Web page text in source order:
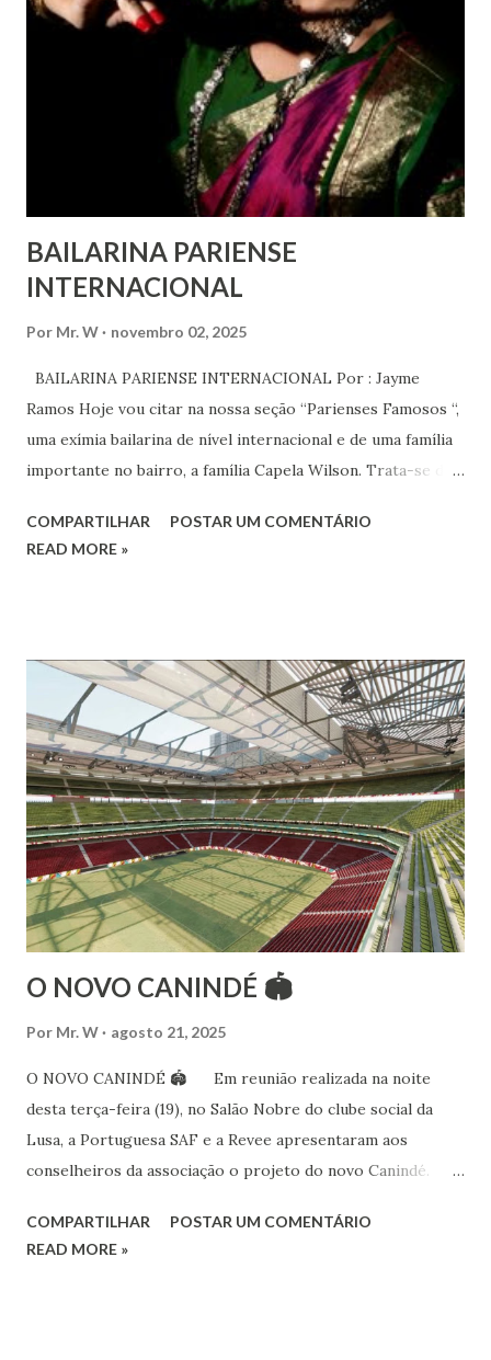
participar no governo (artigos 19, 20 e 21 da Declaração
Universal dos Direitos Humanos ) – têm estado no centro
das mudanças históricas no mundo árabe nos últimos dois
anos, em que milhões foram às ruas para exigir mudanças.
Em outras partes do mundo, os “99%” fizeram suas vozes
serem ouvidas através ...
BAILARINA PARIENSE
INTERNACIONAL
Por Mr. W novembro 02, 2025
BAILARINA PARIENSE INTERNACIONAL Por : Jayme
Ramos Hoje vou citar na nossa seção “Parienses Famosos “,
uma exímia bailarina de nível internacional e de uma família
importante no bairro, a família Capela Wilson. Trata-se da
Vamos às informações de seu site : Bailarina e professora
Esteve na Índia aprofundando seus estudos neste estilo
além de partir para pesquisa e vivência das danças
folclóricas do Rajastão (Kalbelia, Banjara, Ghoomar, Chair).
Bailarina profissional e professora de dança. Dedica-se há
15 anos ao estudo e pesquisa de danças étnicas, em especial
às danças ciganas, árabes e indianas. Iniciou seus estudos de
dança aos 4 anos de idade (em 1982) no balé clássico,
passando por diversas atividades co...
COMPARTILHAR
POSTAR UM COMENTÁRIO
READ MORE »
O NOVO CANINDÉ 🏟
Por Mr. W agosto 21, 2025
O NOVO CANINDÉ 🏟 Em reunião realizada na noite
desta terça-feira (19), no Salão Nobre do clube social da
Lusa, a Portuguesa SAF e a Revee apresentaram aos
conselheiros da associação o projeto do novo Canindé.
complexo, que englobará clube social, edifício garagem
COMPARTILHAR
POSTAR UM COMENTÁRIO
READ MORE »